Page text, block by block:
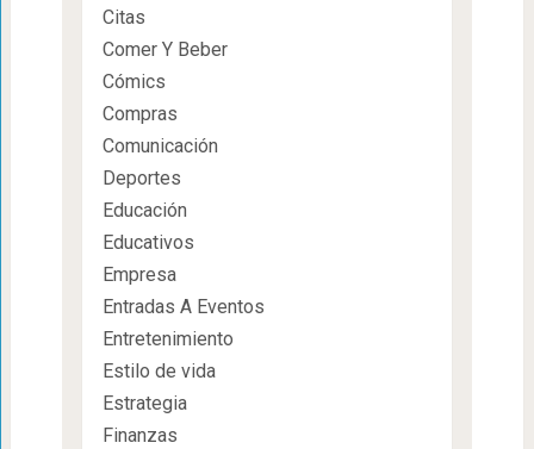
Citas
Comer Y Beber
Cómics
Compras
Comunicación
Deportes
Educación
Educativos
Empresa
Entradas A Eventos
Entretenimiento
Estilo de vida
Estrategia
Finanzas